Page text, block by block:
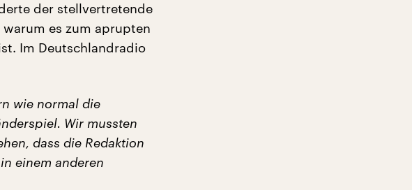
der stellvertretende
es zum aprupten
Im Deutschlandradio
wie normal die
Wir mussten
dass die Redaktion
einem anderen